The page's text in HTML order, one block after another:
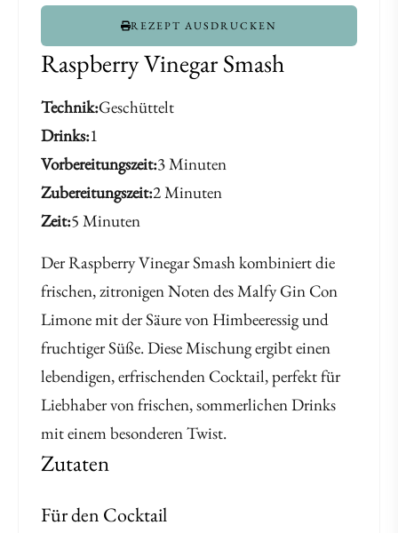
Raspberry Vinegar Smash
Technik Geschüttelt
Drinks 1
Vorbereitungszeit 3 Minuten
Zubereitungszeit 2 Minuten
Zeit 5 Minuten
Der Raspberry Vinegar Smash kombiniert die
frischen, zitronigen Noten des Malfy Gin Con
Limone mit der Säure von Himbeeressig und
fruchtiger Süße. Diese Mischung ergibt einen
lebendigen, erfrischenden Cocktail, perfekt für
Liebhaber von frischen, sommerlichen Drinks
mit einem besonderen Twist.
REZEPT AUSDRUCKEN
Zutaten
Für den Cocktail